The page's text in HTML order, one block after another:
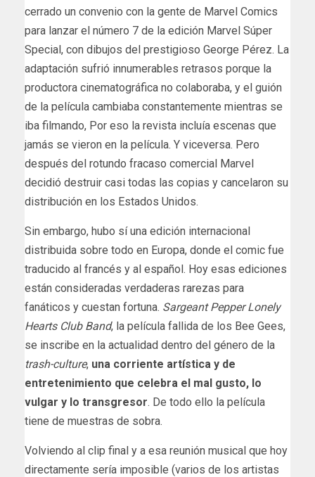
cerrado un convenio con la gente de Marvel Comics
para lanzar el número 7 de la edición Marvel Súper
Special, con dibujos del prestigioso George Pérez. La
adaptación sufrió innumerables retrasos porque la
productora cinematográfica no colaboraba, y el guión
de la película cambiaba constantemente mientras se
iba filmando, Por eso la revista incluía escenas que
jamás se vieron en la película. Y viceversa. Pero
después del rotundo fracaso comercial Marvel
decidió destruir casi todas las copias y cancelaron su
distribución en los Estados Unidos.
Sin embargo, hubo sí una edición internacional
distribuida sobre todo en Europa, donde el comic fue
traducido al francés y al español. Hoy esas ediciones
están consideradas verdaderas rarezas para
fanáticos y cuestan fortuna. Sargeant Pepper Lonely
Hearts Club Band, la película fallida de los Bee Gees,
se inscribe en la actualidad dentro del género de la
trash-culture, una corriente artística y de
entretenimiento que celebra el mal gusto, lo
vulgar y lo transgresor. De todo ello la película
tiene de muestras de sobra.
Volviendo al clip final y a esa reunión musical que hoy
directamente sería imposible (varios de los artistas